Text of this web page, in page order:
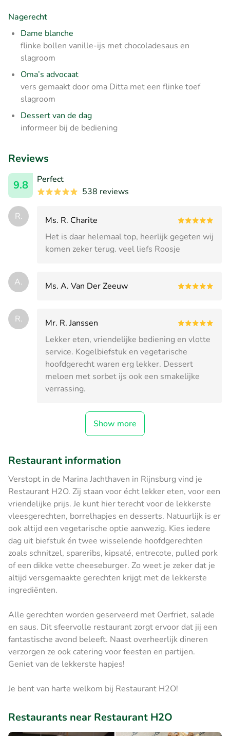
Nagerecht
Dame blanche
flinke bollen vanille-ijs met chocoladesaus en
slagroom
Oma’s advocaat
vers gemaakt door oma Ditta met een flinke toef
slagroom
Dessert van de dag
informeer bij de bediening
Reviews
9.8
Perfect
538 reviews
R.
Ms. R. Charite
Het is daar helemaal top, heerlijk gegeten wij
komen zeker terug. veel liefs Roosje
A. Ms. A. Van Der Zeeuw
R.
Mr. R. Janssen
Lekker eten, vriendelijke bediening en vlotte
service. Kogelbiefstuk en vegetarische
hoofdgerecht waren erg lekker. Dessert
meloen met sorbet ijs ook een smakelijke
verrassing.
Show more
Restaurant information
Verstopt in de Marina Jachthaven in Rijnsburg vind je
Restaurant H2O. Zij staan voor écht lekker eten, voor een
vriendelijke prijs. Je kunt hier terecht voor de lekkerste
vleesgerechten, borrelhapjes en desserts. Natuurlijk is er
ook altijd een vegetarische optie aanwezig. Kies iedere
dag uit biefstuk én twee wisselende hoofdgerechten
zoals schnitzel, spareribs, kipsaté, entrecote, pulled pork
of een dikke vette cheeseburger. Zo weet je zeker dat je
altijd versgemaakte gerechten krijgt met de lekkerste
ingrediënten.
Alle gerechten worden geserveerd met Oerfriet, salade
en saus. Dit sfeervolle restaurant zorgt ervoor dat jij een
fantastische avond beleeft. Naast overheerlijk dineren
verzorgen ze ook catering voor feesten en partijen.
Geniet van de lekkerste hapjes!
Je bent van harte welkom bij Restaurant H2O!
Restaurants near Restaurant H2O